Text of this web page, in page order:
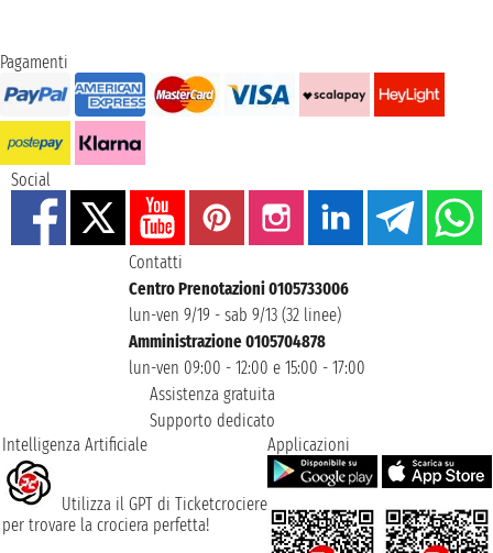
Pagamenti
Social
Contatti
Centro Prenotazioni 0105733006
lun-ven 9/19 - sab 9/13 (32 linee)
Amministrazione 0105704878
lun-ven 09:00 - 12:00 e 15:00 - 17:00
Assistenza gratuita
Supporto dedicato
Intelligenza Artificiale
Utilizza il GPT di Ticketcrociere
per trovare la crociera perfetta!
Applicazioni